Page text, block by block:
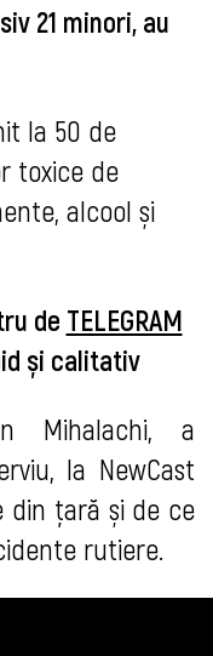
21 minori, au
la 50 de
toxice de
alcool și
de TELEGRAM
și calitativ
Mihalachi, a
la NewCast
din țară și de ce
rutiere.